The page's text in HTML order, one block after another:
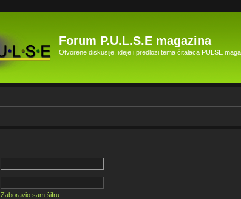
Forum P.U.L.S.E magazina
Otvorene diskusije, ideje i predlozi tema čitalaca PULSE
Zaboravio sam šifru